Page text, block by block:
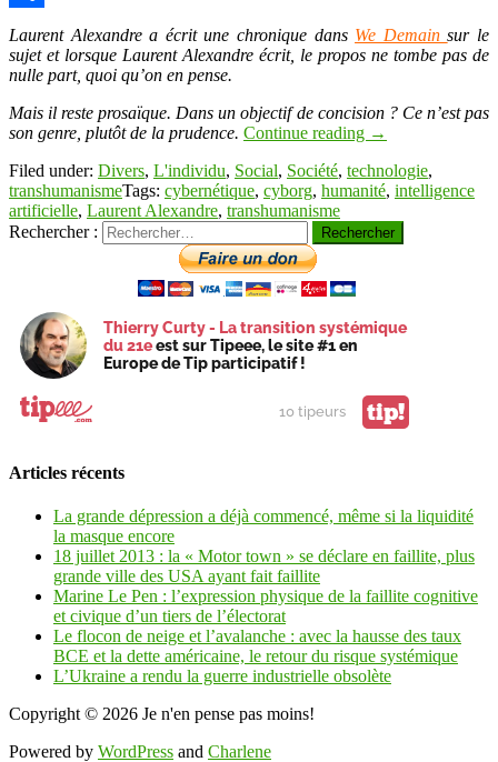
Link
Partager
Laurent Alexandre a écrit une chronique dans We Demainsur le
sujet et lorsque Laurent Alexandre écrit, le propos ne tombe pas de
nulle part, quoi qu’on en pense.
Mais il reste prosaïque. Dans un objectif de concision ? Ce n’est pas
son genre, plutôt de la prudence. Continue reading →
Filed under: Divers, L'individu, Social, Société, technologie,
transhumanismeTags: cybernétique, cyborg, humanité, intelligence
artificielle, Laurent Alexandre, transhumanisme
Rechercher :
Thierry Curty - La transition systémique
du 21eest sur Tipeee, le site #1 en
Europe de Tip participatif !
10 tipeurs tip!
Articles récents
La grande dépression a déjà commencé, même si la liquidité
la masque encore
18 juillet 2013 : la « Motor town » se déclare en faillite, plus
grande ville des USA ayant fait faillite
Marine Le Pen : l’expression physique de la faillite cognitive
et civique d’un tiers de l’électorat
Le flocon de neige et l’avalanche : avec la hausse des taux
BCE et la dette américaine, le retour du risque systémique
L’Ukraine a rendu la guerre industrielle obsolète
Copyright © 2026 Je n'en pense pas moins!
Powered by WordPress and Charlene